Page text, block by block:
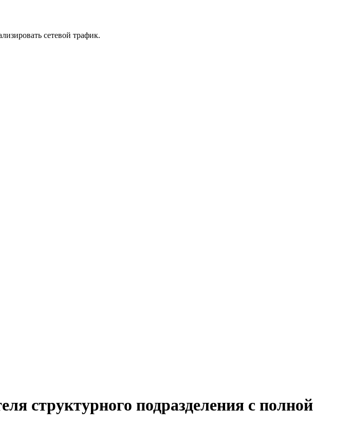
сетевой трафик.
структурного подразделения с полной